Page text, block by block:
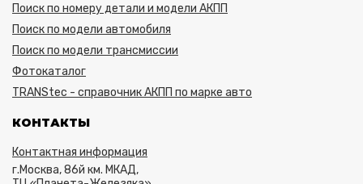
Поиск по номеру детали и модели АКПП
Поиск по модели автомобиля
Поиск по модели трансмиссии
Фотокаталог
TRANStec - справочник АКПП по марке авто
КОНТАКТЫ
Контактная информация
г.Москва, 86й км. МКАД,